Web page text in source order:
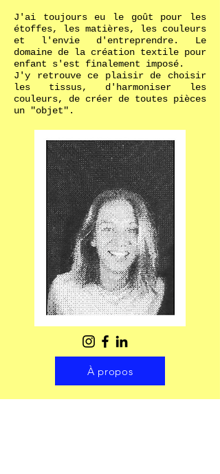
J'ai toujours eu le goût pour les
étoffes, les matières, les couleurs
et l'envie d'entreprendre. Le
domaine de la création textile pour
enfant s'est finalement imposé.
J'y retrouve ce plaisir de choisir
les tissus, d'harmoniser les
couleurs, de créer de toutes pièces
un "objet".
À propos